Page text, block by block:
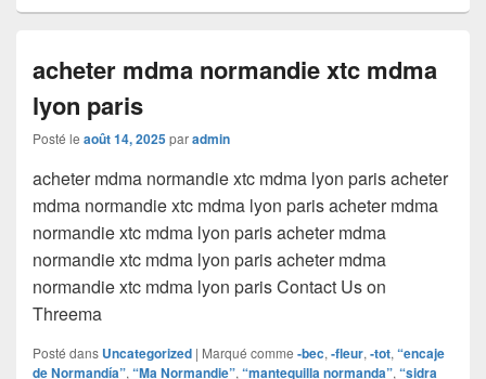
acheter mdma normandie xtc mdma
lyon paris
Posté le août 14, 2025paradmin
acheter mdma normandie xtc mdma lyon paris acheter
mdma normandie xtc mdma lyon paris acheter mdma
normandie xtc mdma lyon paris acheter mdma
normandie xtc mdma lyon paris acheter mdma
normandie xtc mdma lyon paris Contact Us on
Threema
Posté dans Uncategorized | Marqué comme ‑bec, ‑fleur, ‑tot, “encaje
de Normandía”, “Ma Normandie”, “mantequilla normanda”, “sidra